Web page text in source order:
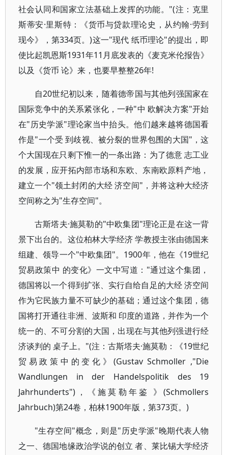
社会认同和国家立法基础上发挥的功能。"(注：克里
斯蒂安·里斯特：《货币与贷款理论史，从约翰·劳到
现今》，第334页。)这一"现代 纸币理论"的提出，即
使比起凯恩斯1931年11月底发表的《麦克米伦报告》
以及《货币 论》来，也要早整整26年!
自20世纪初以来，随着德帝国与其他列强国家在
国际竞争中的关系紧张化，一种"中 欧解决方案"开始
在"历史学派"理论家当中抬头。他们越来越将德国看
作是"一个受 到歧视、被分裂的世界包围的大国"，这
个大国现在只剩下惟一的一条出路：为了德意 志工业
的发展，应开拓内部市场和东欧、东南欧原料产地，
建立一个"领土封闭的大经 济空间"，并将这种大经济
空间称之为"生存空间"。
古斯塔夫·施莫勒的"中欧集团"理论正是在这一背
景下出台的。这位柏林大学经济 学教授主张由德国来
组建、领导一个"中欧集团"。1900年，他在《19世纪
贸易政策中 的变化》一文中写道："通过这个集团，
德国将以一个得到扩张、实行自给自足的大经 济空间
作为它民族力量不可缺少的基础；通过这个集团，德
国将打开通往非洲、波斯和 印度的道路，并作为一个
统一的、不可分割的大国，出现在与其他列强进行经
济谈判的 桌子上。"(注：古斯塔夫·施莫勒：《19世纪
贸易政策中的变化》(Gustav Schmoller ,"Die
Wandlungen in der Handelspolitik des 19
Jahrhunderts")，《施莫勒年鉴 》(Schmollers
Jahrbuch)第24卷，柏林1900年版，第373页。)
"生存空间"概念，则是"历史学派"晚期代表人物
之一、德国地缘政治学说的创立 者、莱比锡大学经济